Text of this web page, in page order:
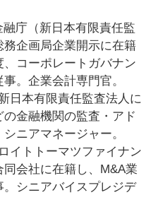
庁（新日本有限責任監
企画局企業開示に在籍
コーポレートガバナン
。企業会計専門官。
日本有限責任監査法人に
金融機関の監査・アド
ニアマネージャー。
イトトーマツファイナン
会社に在籍し、M&A業
シニアバイスプレジデ